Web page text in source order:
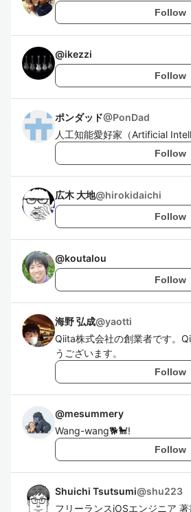
Follow
@ikezzi
Follow
ポンダッド@PonDad
人工知能愛好家（Artificial
Follow
広木 大地@hirokidaichi
Follow
@koutalou
Follow
海野 弘成@yaotti
Qiita株式会社の創業者です。
うございます。
Follow
@mesummery
Wang-wang🐕🐩!
Follow
Shuichi Tsutsumi@shu223
フリーランスiOSエンジニア